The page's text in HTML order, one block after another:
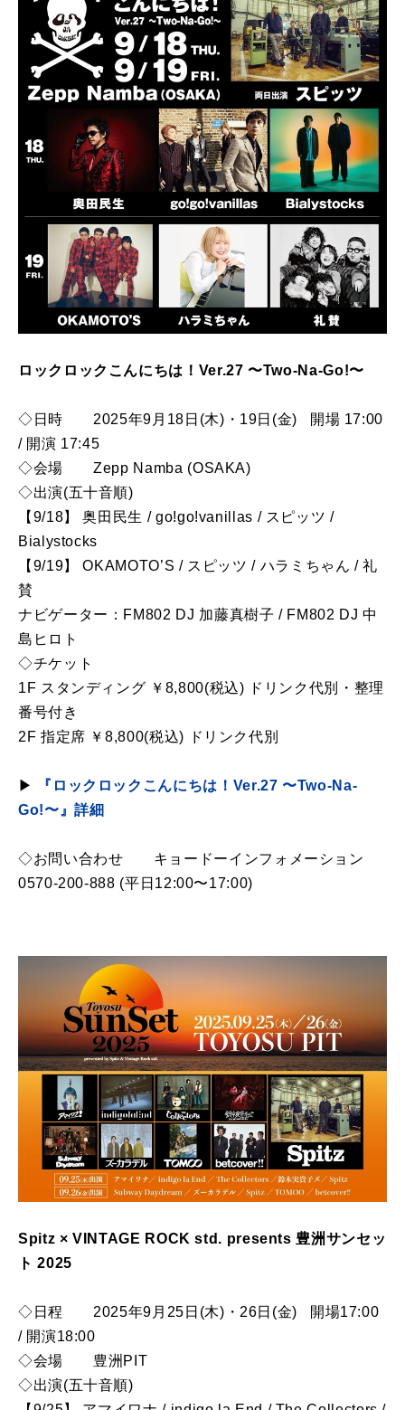
ロックロックこんにちは！Ver.27 〜Two-Na-Go!〜
◇日時 2025年9月18日(木)・19日(金) 開場 17:00
/ 開演 17:45
◇会場 Zepp Namba (OSAKA)
◇出演(五十音順)
【9/18】 奥田民生 / go!go!vanillas / スピッツ /
Bialystocks
【9/19】 OKAMOTO’S / スピッツ / ハラミちゃん / 礼
賛
ナビゲーター：FM802 DJ 加藤真樹子 / FM802 DJ 中
島ヒロト
◇チケット
1F スタンディング ￥8,800(税込) ドリンク代別・整理
番号付き
2F 指定席 ￥8,800(税込) ドリンク代別
▶︎ 『ロックロックこんにちは！Ver.27 〜Two-Na-
Go!〜 』詳細
◇お問い合わせ キョードーインフォメーション
0570-200-888 (平日12:00〜17:00)
Spitz × VINTAGE ROCK std. presents 豊洲サンセッ
ト 2025
◇日程 2025年9月25日(木)・26日(金) 開場17:00
/ 開演18:00
◇会場 豊洲PIT
◇出演(五十音順)